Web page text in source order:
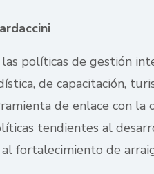
políticas de gestión
de capacitación,
de enlace con
tendientes al
fortalecimiento de